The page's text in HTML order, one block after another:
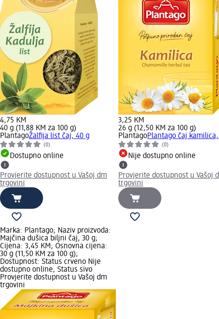
4,75 KM
40 g (11,88 KM za 100 g)
PlantagoŽalfija list čaj, 40 g
(0)
Dostupno online
Provjerite dostupnost u Vašoj dm
trgovini
3,25 KM
26 g (12,50 KM za 100 g)
PlantagoPlantago čaj
(0)
Nije dostupno online
Provjerite dostupnost u Vašoj
trgovini
Marka: Plantago; Naziv proizvoda:
Majčina dušica biljni čaj, 30 g;
Cijena: 3,45 KM; Osnovna cijena:
30 g (11,50 KM za 100 g);
Dostupnost: Status crveno Nije
dostupno online, Status sivo
Provjerite dostupnost u Vašoj dm
trgovini